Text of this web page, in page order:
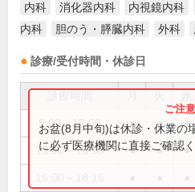
内科 消化器内科 内視鏡内科
内科
胆のう・膵臓内科 外科
診療/受付時間・休診日
9:00～12:00 ● ● ●
13:00～16:00 ● ● ●
お盆(8月中旬)は休診・休業の
に必ず医療機関に直接ご確認く